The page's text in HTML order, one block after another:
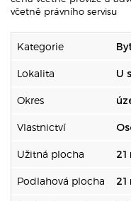
včetně právního servisu
Kategorie
Lokalita U
Okres
Vlastnictví
Užitná plocha 21
Podlahová plocha 21